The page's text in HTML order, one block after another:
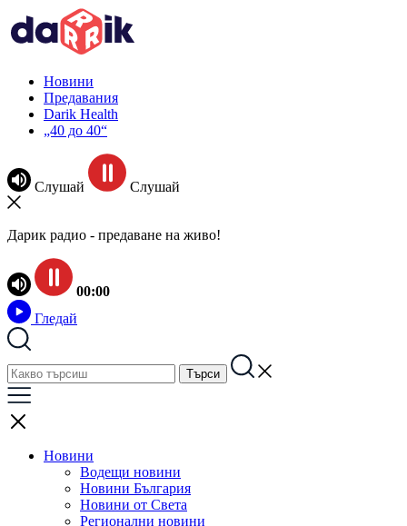
Новини
Предавания
Darik Health
„40 до 40“
Слушай Слушай
Дарик радио - предаване на живо!
00:00
Гледай
Новини
Водещи новини
Новини България
Новини от Света
Регионални новини